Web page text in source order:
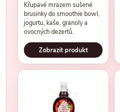
Křupavé mrazem sušené
brusinky do smoothie bowl,
jogurtu, kaše, granoly a
ovocných dezertů.
Zobrazit produkt